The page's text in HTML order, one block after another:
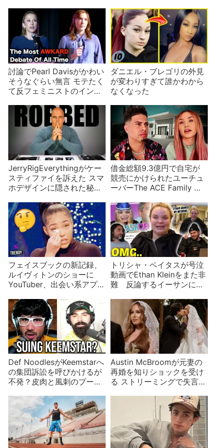
討論でPearl Davisがかわい
そうなぐらい無言 モテたく
て反フェミニストのインフ
ダニエル・ブレゴリの外見
が変わりすぎて誰かわから
なくなった
JerryRigEverythingがケー
スティファイを訴えた スマ
ホデザインに隠された秘密
借金総額9.3億円で自宅が
競売にかけられたユーチュ
ーバーThe ACE Family 贅
リのツケ
フェイスブックの新記録、
ルイヴィトンのショーに
YouTuber、出会い系アプリ
ス
トリシャ・ペイタスが号泣
動画でEthan Kleinをまた非
難 反論するイーサンに意
Def NoodlesがKeemstarへ
の集団訴訟を呼びかけるが
不発？皮肉と風刺のブーメ
Austin McBroomが元妻の
再婚を知りショックを受け
る ストリーミングで失言し